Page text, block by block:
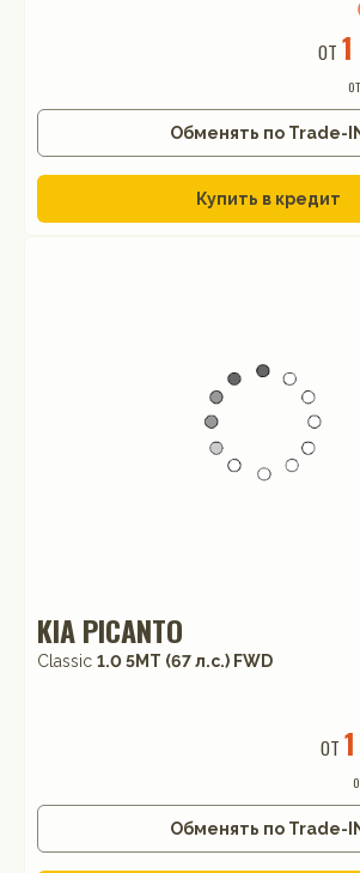
от
от
Обменять по Trade-
Купить в кредит
KIA PICANTO
Classic 1.0 5МТ (67 л.с.) FWD
от
Обменять по Trade-